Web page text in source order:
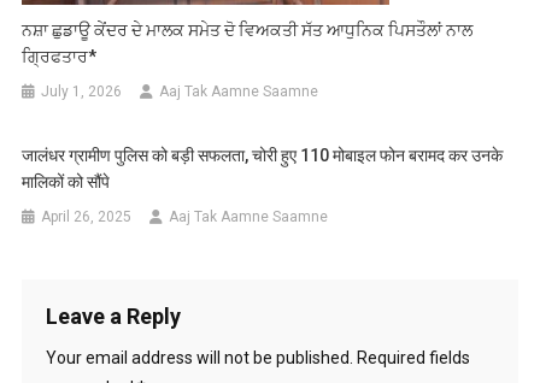
ਨਸ਼ਾ ਛੁਡਾਊ ਕੇਂਦਰ ਦੇ ਮਾਲਕ ਸਮੇਤ ਦੋ ਵਿਅਕਤੀ ਸੱਤ ਆਧੁਨਿਕ ਪਿਸਤੌਲਾਂ ਨਾਲ
ਗ੍ਰਿਫਤਾਰ*
July 1, 2026 Aaj Tak Aamne Saamne
जालंधर ग्रामीण पुलिस को बड़ी सफलता, चोरी हुए 110 मोबाइल फोन बरामद कर उनके
मालिकों को सौंपे
April 26, 2025 Aaj Tak Aamne Saamne
Leave a Reply
Your email address will not be published.
Required fields